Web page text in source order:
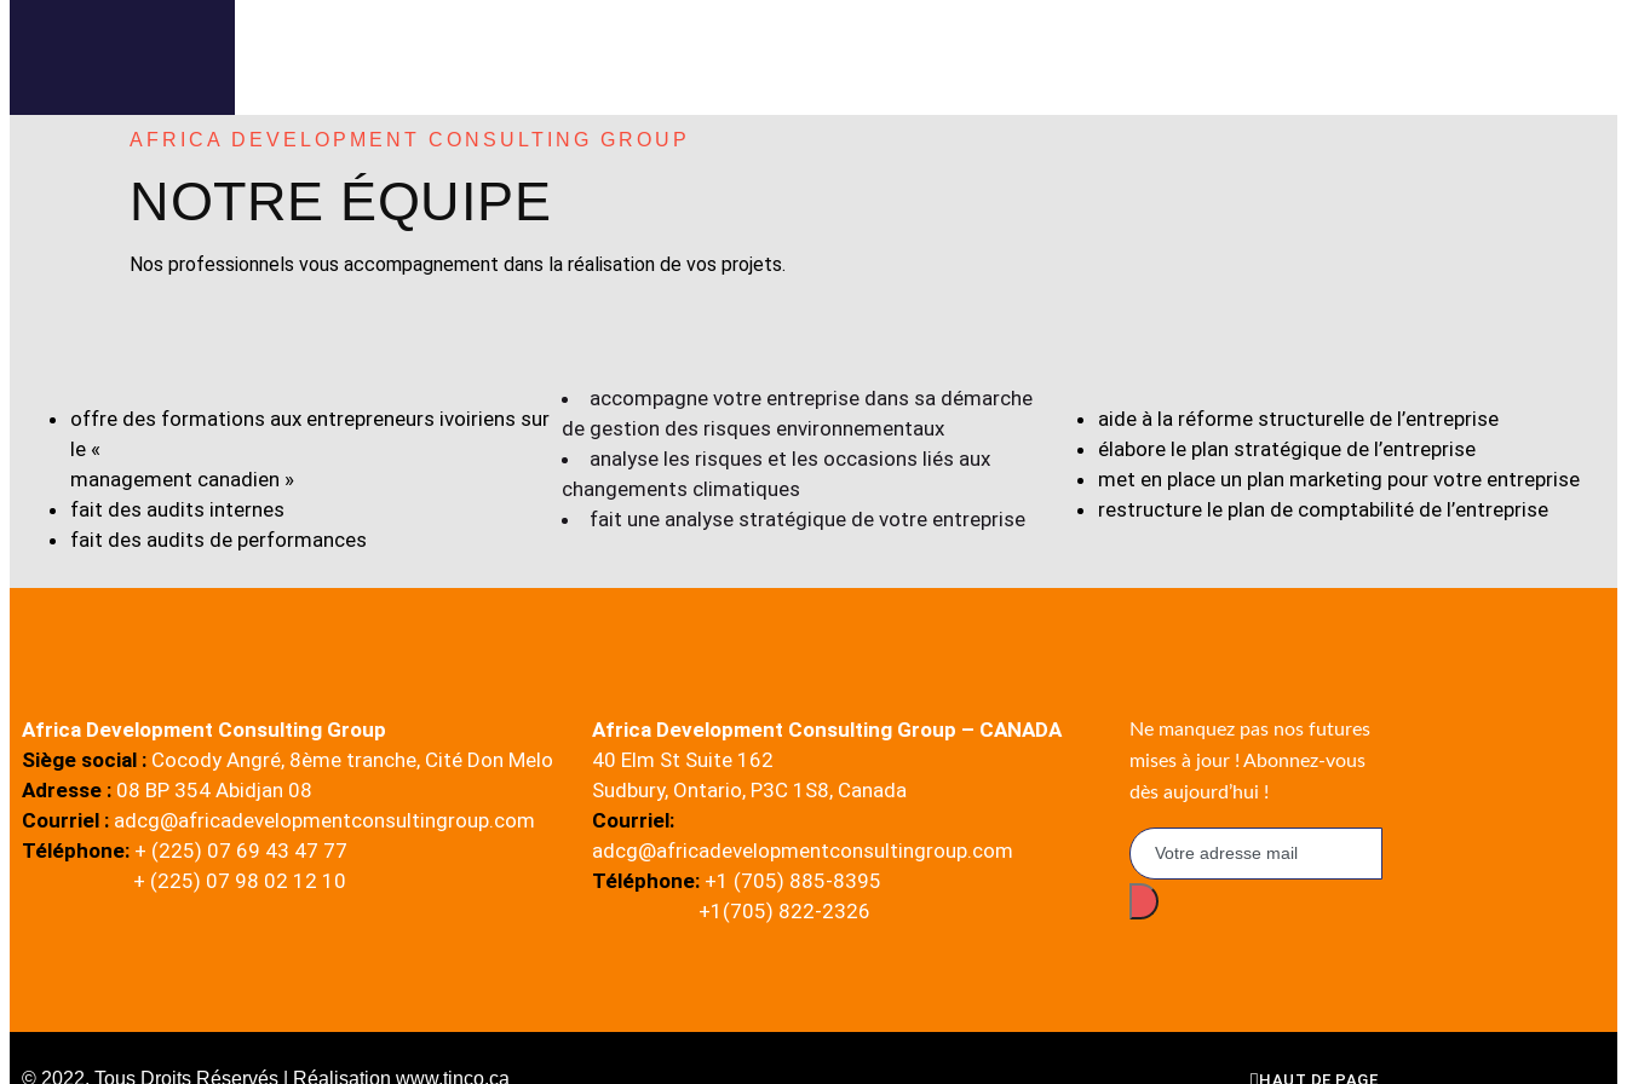
AFRICA DEVELOPMENT CONSULTING GROUP
NOTRE ÉQUIPE
Nos professionnels vous accompagnement dans la réalisation de vos projets.
offre des formations aux entrepreneurs ivoiriens sur
le «
management canadien »
fait des audits internes
fait des audits de performances
accompagne votre entreprise dans sa démarche
de gestion des risques environnementaux
analyse les risques et les occasions liés aux
changements climatiques
fait une analyse stratégique de votre entreprise
aide à la réforme structurelle de l’entreprise
élabore le plan stratégique de l’entreprise
met en place un plan marketing pour votre entreprise
restructure le plan de comptabilité de l’entreprise
Africa Development Consulting Group
Siège social : Cocody Angré, 8ème tranche, Cité Don Melo
Adresse : 08 BP 354 Abidjan 08
Courriel : adcg@africadevelopmentconsultingroup.com
Téléphone: + (225) 07 69 43 47 77
+ (225) 07 98 02 12 10
Africa Development Consulting Group – CANADA
40 Elm St Suite 162
Sudbury, Ontario, P3C 1S8, Canada
Courriel:
adcg@africadevelopmentconsultingroup.com
Téléphone:+1 (705) 885-8395
+1(705) 822-2326
Ne manquez pas nos futures
mises à jour ! Abonnez-vous
dès aujourd’hui !
© 2022. Tous Droits Réservés | Réalisation www.tinco.ca HAUT DE PAGE